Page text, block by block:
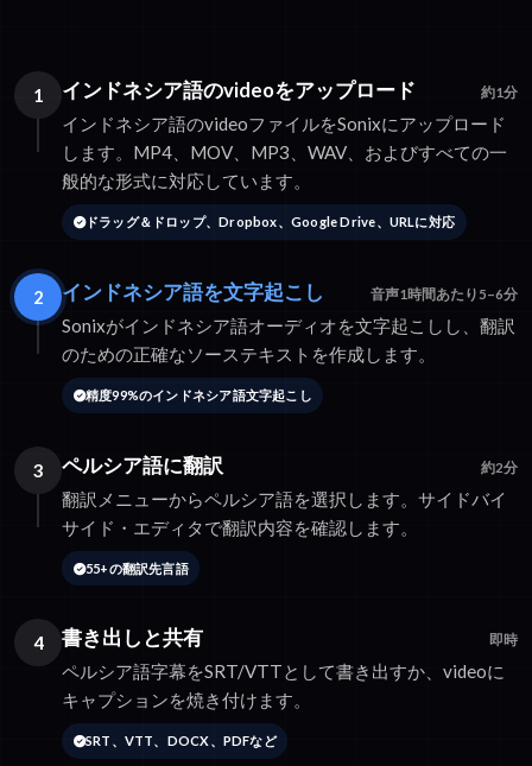
1 インドネシア語のvideoをアップロード 約1分
インドネシア語のvideoファイルをSonixにアップロード
します。MP4、MOV、MP3、WAV、およびすべての一
般的な形式に対応しています。
ドラッグ＆ドロップ、Dropbox、Google Drive、URLに対応
2 インドネシア語を文字起こし 音声1時間あたり5–6分
Sonixがインドネシア語オーディオを文字起こしし、翻訳
のための正確なソーステキストを作成します。
精度99%のインドネシア語文字起こし
3 ペルシア語に翻訳 約2分
翻訳メニューからペルシア語を選択します。サイドバイ
サイド・エディタで翻訳内容を確認します。
55+の翻訳先言語
4 書き出しと共有 即時
ペルシア語字幕をSRT/VTTとして書き出すか、videoに
キャプションを焼き付けます。
SRT、VTT、DOCX、PDFなど